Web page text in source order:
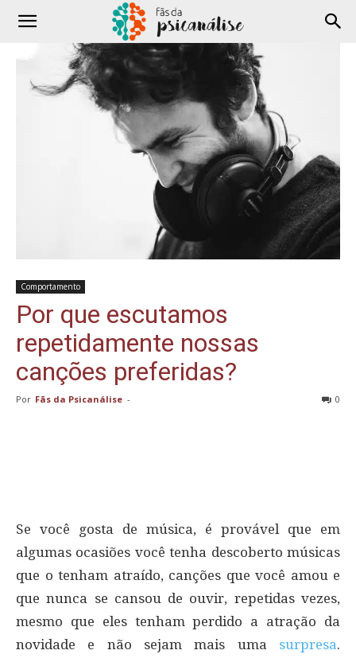
Comportamento
Por que escutamos
repetidamente nossas
canções preferidas?
Por Fãs da Psicanálise - 0
Se você gosta de música, é provável que em
algumas ocasiões você tenha descoberto músicas
que o tenham atraído, canções que você amou e
que nunca se cansou de ouvir, repetidas vezes,
mesmo que eles tenham perdido a atração da
novidade e não sejam mais uma surpresa.